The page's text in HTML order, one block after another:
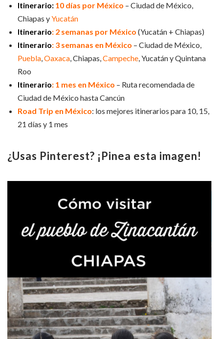
Itinerario: 10 días por México – Ciudad de México,
Chiapas yYucatán
Itinerario: 2 semanas por México (Yucatán + Chiapas)
Itinerario: 3 semanas en México – Ciudad de México,
Puebla,Oaxaca, Chiapas,Campeche, Yucatán y Quintana
Roo
Itinerario: 1 mes en México – Ruta recomendada de
Ciudad de México hasta Cancún
Road Trip en México: los mejores itinerarios para 10, 15,
21 días y 1 mes
¿Usas Pinterest? ¡Pinea esta imagen!